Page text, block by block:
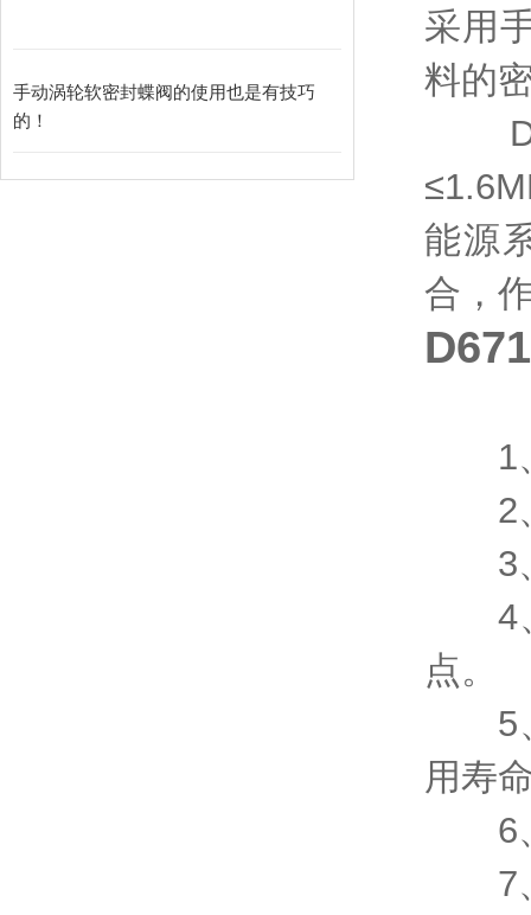
手动涡轮软密封蝶阀的使用也是有技巧
的！
采用
料的
能源
合，
1、
2、
3、
4、
点。
5、
用寿
6、
7、